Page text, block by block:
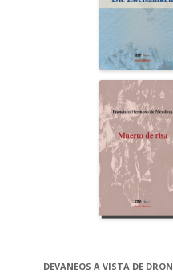
DEVANEOS A VISTA DE DRON